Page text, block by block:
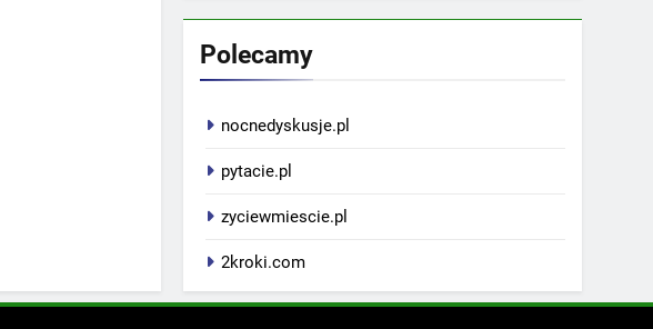
Polecamy
nocnedyskusje.pl
pytacie.pl
zyciewmiescie.pl
2kroki.com